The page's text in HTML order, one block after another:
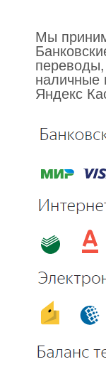
Мы
наличные
Яндекс